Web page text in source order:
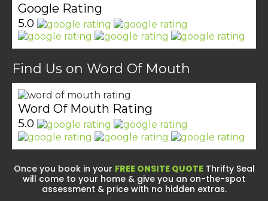
Google Rating
5.0
Find Us on Word Of Mouth
Word Of Mouth Rating
5.0
Once you book in your FREE ONSITE QUOTEThrifty Seal
will come to your home & give you an on-the-spot
assessment & price with no hidden extras.